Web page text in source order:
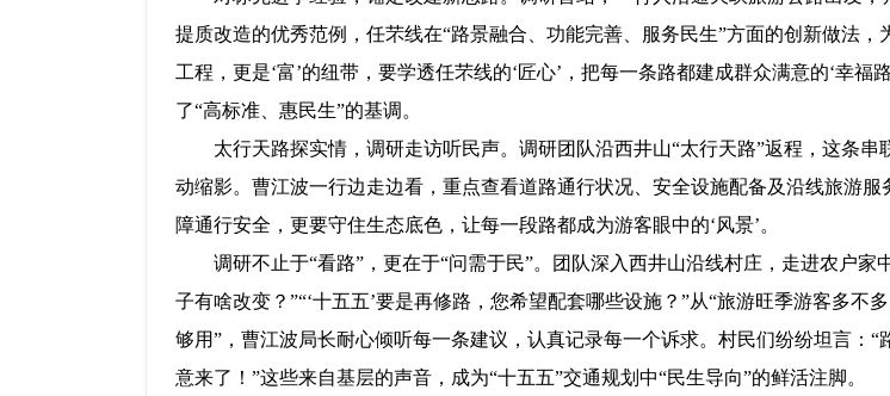
提质改造的优秀范例，任芣线在“路景融合、功能完善、服务民生”方面的创新做法
工程，更是‘富’的纽带，要学透任芣线的‘匠心’，把每一条路都建成群众满意的‘幸
了“高标准、惠民生”的基调。
太行天路探实情，调研走访听民声。调研团队沿西井山“太行天路”返程，这条
动缩影。曹江波一行边走边看，重点查看道路通行状况、安全设施配备及沿线旅游
障通行安全，更要守住生态底色，让每一段路都成为游客眼中的‘风景’。
调研不止于“看路”，更在于“问需于民”。团队深入西井山沿线村庄，走进农户
子有啥改变？”“‘十五五’要是再修路，您希望配套哪些设施？”从“旅游旺季游客多
够用”，曹江波局长耐心倾听每一条建议，认真记录每一个诉求。村民们纷纷坦言：
意来了！”这些来自基层的声音，成为“十五五”交通规划中“民生导向”的鲜活注脚。